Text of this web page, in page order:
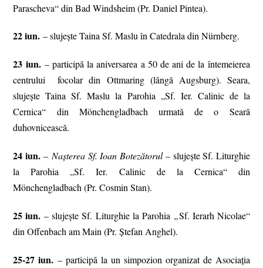
Parascheva“ din Bad Windsheim (Pr. Daniel Pintea).
22 iun.– slujește Taina Sf. Maslu în Catedrala din Nürnberg.
23 iun.– participă la aniversarea a 50 de ani de la întemeierea
centrului focolar din Ottmaring (lângă Augsburg). Seara,
slujește Taina Sf. Maslu la Parohia „Sf. Ier. Calinic de la
Cernica“ din Mönchengladbach urmată de o Seară
duhovnicească.
24 iun.– Nașterea Sf. Ioan Botezătorul– slujește Sf. Liturghie
la Parohia „Sf. Ier. Calinic de la Cernica“ din
Mönchengladbach (Pr. Cosmin Stan).
25 iun. – slujește Sf. Liturghie la Parohia „Sf. Ierarh Nicolae“
din Offenbach am Main (Pr. Ștefan Anghel).
25-27 iun. – participă la un simpozion organizat de Asociația